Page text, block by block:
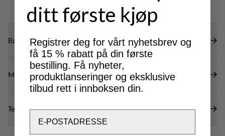
Bærekraftsegenskaper
Materialer
Tekniske spesifikasjoner
ditt første kjøp
Registrer deg for vårt nyhetsbrev og
få 15 % rabatt på din første
bestilling. Få nyheter,
produktlanseringer og eksklusive
tilbud rett i innboksen din.